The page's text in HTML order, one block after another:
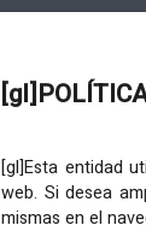
[gl]Esta entidad
web. Si desea
mismas en el